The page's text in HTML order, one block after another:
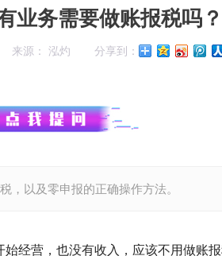
业务需要做账报税吗？
来源： 泓灼 分享到：
，以及零申报的正确操作方法。
经营，也没有收入，应该不用做账